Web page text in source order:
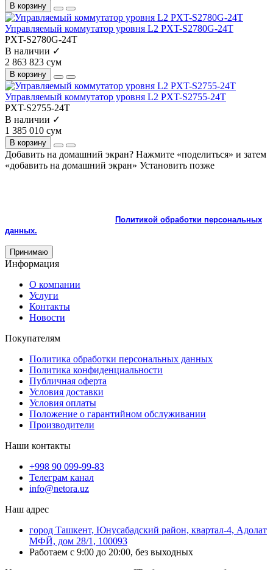
В корзину
Управляемый коммутатор уровня L2 PXT-S2780G-24T
PXT-S2780G-24T
В наличии ✓
2 863 823 сум
В корзину
Управляемый коммутатор уровня L2 PXT-S2755-24T
PXT-S2755-24T
В наличии ✓
1 385 010 сум
В корзину
Добавить на домашний экран? Нажмите «поделиться» и затем
«добавить на домашний экран» Установить позже
Политикой обработки персональных
данных.
Принимаю
Информация
О компании
Услуги
Контакты
Новости
Покупателям
Политика обработки персональных данных
Политика конфиденциальности
Публичная оферта
Условия доставки
Условия оплаты
Положение о гарантийном обслуживании
Производители
Наши контакты
+998 90 099-99-83
Телеграм канал
info@netora.uz
Наш адрес
город Ташкент, Юнусабадский район, квартал-4, Адолат
МФЙ, дом 28/1, 100093
Работаем с 9:00 до 20:00, без выходных